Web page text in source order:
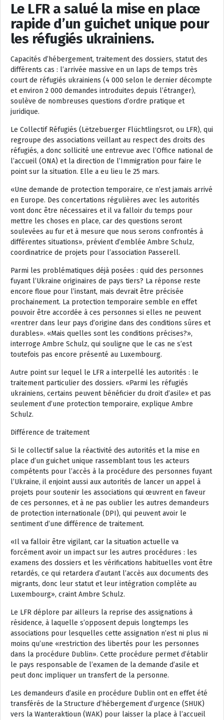
Le LFR a salué la mise en place
rapide d’un guichet unique pour
les réfugiés ukrainiens.
Capacités d’hébergement, traitement des dossiers, statut des
différents cas : l’arrivée massive en un laps de temps très
court de réfugiés ukrainiens (4 000 selon le dernier décompte
et environ 2 000 demandes introduites depuis l’étranger),
soulève de nombreuses questions d’ordre pratique et
juridique.
Le Collectif Réfugiés (Lëtzebuerger Flüchtlingsrot, ou LFR), qui
regroupe des associations veillant au respect des droits des
réfugiés, a donc sollicité une entrevue avec l’Office national de
l’accueil (ONA) et la direction de l’Immigration pour faire le
point sur la situation. Elle a eu lieu le 25 mars.
«Une demande de protection temporaire, ce n’est jamais arrivé
en Europe. Des concertations régulières avec les autorités
vont donc être nécessaires et il va falloir du temps pour
mettre les choses en place, car des questions seront
soulevées au fur et à mesure que nous serons confrontés à
différentes situations», prévient d’emblée Ambre Schulz,
coordinatrice de projets pour l’association Passerell.
Parmi les problématiques déjà posées : quid des personnes
fuyant l’Ukraine originaires de pays tiers? La réponse reste
encore floue pour l’instant, mais devrait être précisée
prochainement. La protection temporaire semble en effet
pouvoir être accordée à ces personnes si elles ne peuvent
«rentrer dans leur pays d’origine dans des conditions sûres et
durables». «Mais quelles sont les conditions précises?»,
interroge Ambre Schulz, qui souligne que le cas ne s’est
toutefois pas encore présenté au Luxembourg.
Autre point sur lequel le LFR a interpellé les autorités : le
traitement particulier des dossiers. «Parmi les réfugiés
ukrainiens, certains peuvent bénéficier du droit d’asile» et pas
seulement d’une protection temporaire, explique Ambre
Schulz.
Différence de traitement
Si le collectif salue la réactivité des autorités et la mise en
place d’un guichet unique rassemblant tous les acteurs
compétents pour l’accès à la procédure des personnes fuyant
l’Ukraine, il enjoint aussi aux autorités de lancer un appel à
projets pour soutenir les associations qui œuvrent en faveur
de ces personnes, et à ne pas oublier les autres demandeurs
de protection internationale (DPI), qui peuvent avoir le
sentiment d’une différence de traitement.
«Il va falloir être vigilant, car la situation actuelle va
forcément avoir un impact sur les autres procédures : les
examens des dossiers et les vérifications habituelles vont être
retardés, ce qui retardera d’autant l’accès aux documents des
migrants, donc leur statut et leur intégration complète au
Luxembourg», craint Ambre Schulz.
Le LFR déplore par ailleurs la reprise des assignations à
résidence, à laquelle s’opposent depuis longtemps les
associations pour lesquelles cette assignation n’est ni plus ni
moins qu’une «restriction des libertés pour les personnes
dans la procédure Dublin». Cette procédure permet d’établir
le pays responsable de l’examen de la demande d’asile et
peut donc impliquer un transfert de la personne.
Les demandeurs d’asile en procédure Dublin ont en effet été
transférés de la Structure d’hébergement d’urgence (SHUK)
vers la Wanteraktioun (WAK) pour laisser la place à l’accueil